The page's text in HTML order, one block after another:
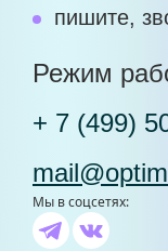
пишите,
Режим
+ 7 (499)
Мы в соцсетях: